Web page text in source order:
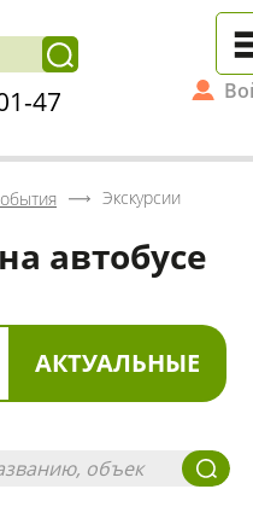
47
Экскурсии
автобусе
АКТУАЛЬНЫЕ